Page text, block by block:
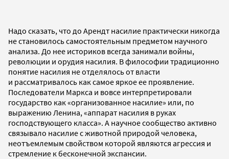
Надо сказать, что до Арендт насилие практически никогда
не становилось самостоятельным предметом научного
анализа. До нее историков всегда занимали войны,
революции и орудия насилия. В философии традиционно
понятие насилия не отделялось от власти
и рассматривалось как самое яркое ее проявление.
Последователи Маркса и вовсе интерпретировали
государство как «организованное насилие» или, по
выражению Ленина, «аппарат насилия в руках
господствующего класса». А научное сообщество активно
связывало насилие с животной природой человека,
неотъемлемым свойством которой являются агрессия и
стремление к бесконечной экспансии.